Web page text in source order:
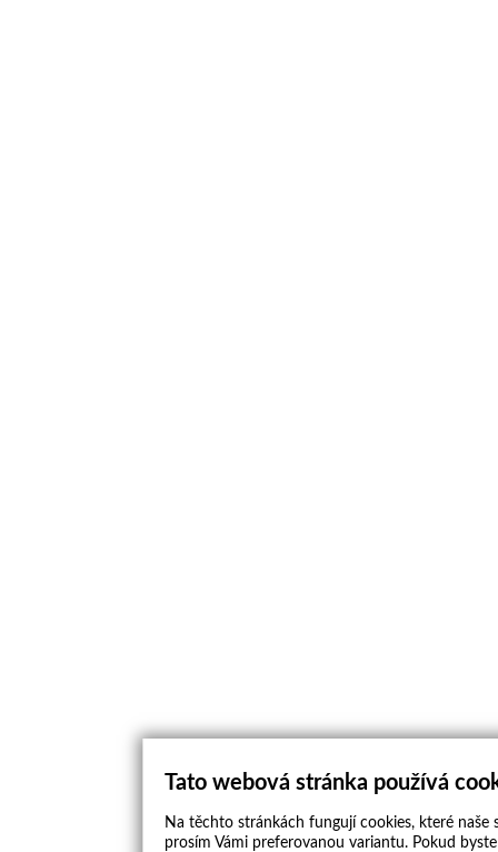
Tato webová stránka používá
Na těchto stránkách fungují cookies, které
prosím Vámi preferovanou variantu. Pokud